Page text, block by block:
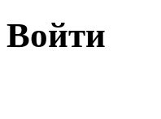
Войти